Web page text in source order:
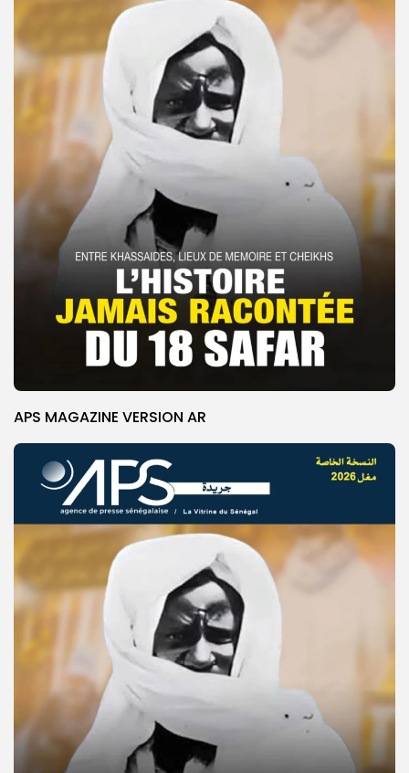
© Copyright 2025, APS
APS MAGAZINE VERSION AR